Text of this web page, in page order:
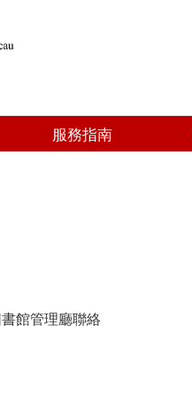
服務指南
館管理廳聯絡